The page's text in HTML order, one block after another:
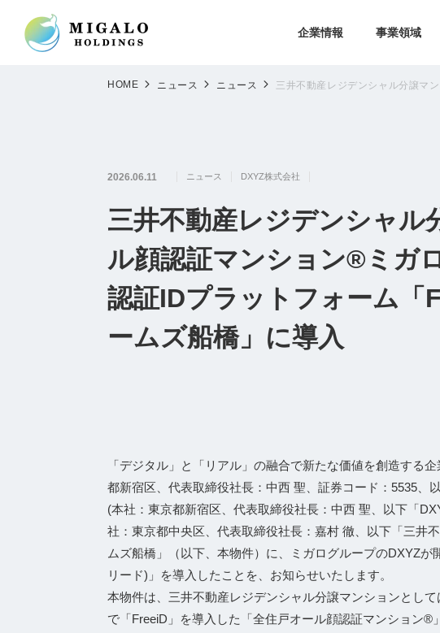
企業情報 事業領域
HOME ニュース ニュース 三井不動産レジデンシャル分譲マ
2026.06.11 ニュース DXYZ株式会社
三井不動産レジデンシャル
ル顔認証マンション®ミガ
認証IDプラットフォーム「
ームズ船橋」に導入
「デジタル」と「リアル」の融合で新たな価値を創造する
都新宿区、代表取締役社⻑：中⻄ 聖、証券コード：5535、
(本社：東京都新宿区、代表取締役社長：中西 聖、以下「
社：東京都中央区、代表取締役社長：嘉村 徹、以下「三井
ムズ船橋」（以下、本物件）に、ミガログループのDXYZ
リード)」を導入したことを、お知らせいたします。
本物件は、三井不動産レジデンシャル分譲マンションとし
で「FreeiD」を導入した「全住戸オール顔認証マンション